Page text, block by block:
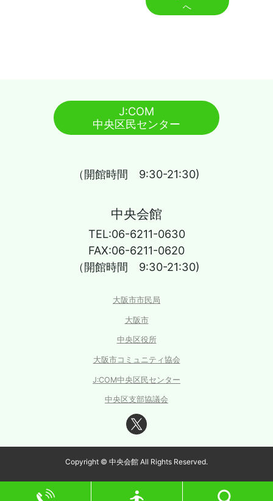
へ
J:COM
中央区民センター
（開館時間 9:30-21:30)
中央会館
TEL:06-6211-0630
FAX:06-6211-0620
（開館時間 9:30-21:30)
大阪市市民局
大阪市
中央区役所
大阪市コミュニティ協会
J:COM中央区民センター
中央区支部協議会
Copyright © 中央会館 All Rights Reserved.